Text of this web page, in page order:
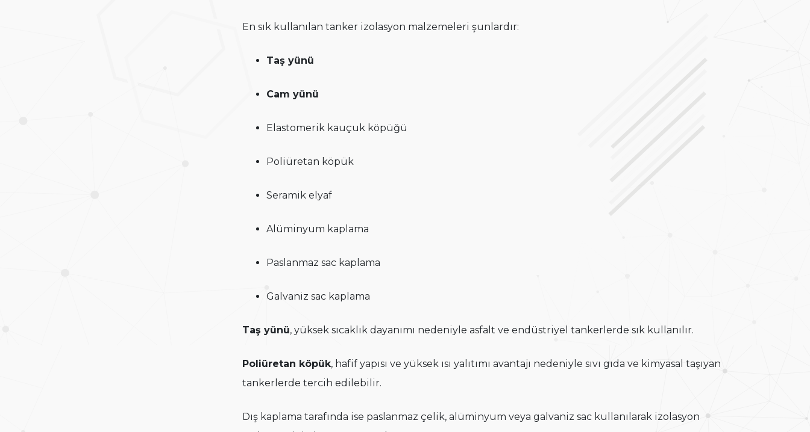
En sık kullanılan tanker izolasyon malzemeleri şunlardır:
Taş yünü
Cam yünü
Elastomerik kauçuk köpüğü
Poliüretan köpük
Seramik elyaf
Alüminyum kaplama
Paslanmaz sac kaplama
Galvaniz sac kaplama
Taş yünü, yüksek sıcaklık dayanımı nedeniyle asfalt ve endüstriyel tankerlerde sık kullanılır.
Poliüretan köpük, hafif yapısı ve yüksek ısı yalıtımı avantajı nedeniyle sıvı gıda ve kimyasal taşıyan
tankerlerde tercih edilebilir.
Dış kaplama tarafında ise paslanmaz çelik, alüminyum veya galvaniz sac kullanılarak izolasyon